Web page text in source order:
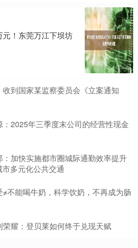
！东莞万江下坝坊
到国家某监察委员会《立案通知
2025年三季度末公司的经营性现金
加快实施都市圈城际通勤效率提升
多元化公共交通
不能喝牛奶，科学饮奶，不再成为肠
耀：登贝莱如何终于兑现天赋